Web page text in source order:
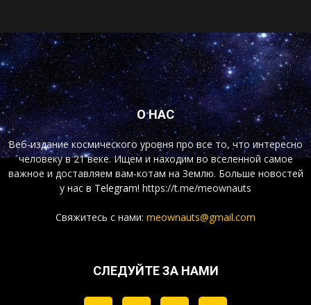
О НАС
Веб-издание космического уровня про все то, что интересно
человеку в 21 веке. Ищем и находим во вселенной самое
важное и доставляем вам-котам на Землю. Больше новостей
у нас в Telegram! https://t.me/meownauts
Свяжитесь с нами: meownauts@gmail.com
СЛЕДУЙТЕ ЗА НАМИ